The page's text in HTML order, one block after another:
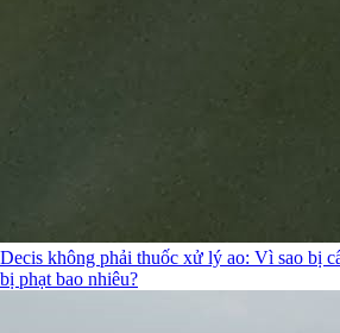
Decis không phải thuốc xử lý ao: Vì sao bị
bị phạt bao nhiêu?